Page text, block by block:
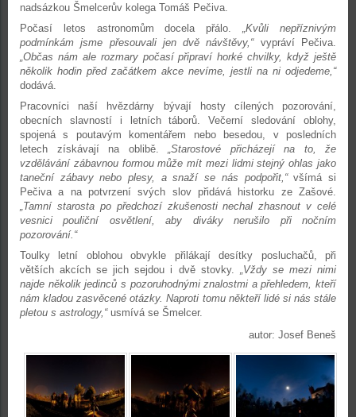
nadsázkou Šmelcerův kolega Tomáš Pečiva.
Počasí letos astronomům docela přálo. „Kvůli nepříznivým
podmínkám jsme přesouvali jen dvě návštěvy,“vypráví Pečiva.
„Občas nám ale rozmary počasí připraví horké chvilky, když ještě
několik hodin před začátkem akce nevíme, jestli na ni odjedeme,“
dodává.
Pracovníci naší hvězdárny bývají hosty cílených pozorování,
obecních slavností i letních táborů. Večerní sledování oblohy,
spojená s poutavým komentářem nebo besedou, v posledních
letech získávají na oblibě. „Starostové přicházejí na to, že
vzdělávání zábavnou formou může mít mezi lidmi stejný ohlas jako
taneční zábavy nebo plesy, a snaží se nás podpořit,“všímá si
Pečiva a na potvrzení svých slov přidává historku ze Zašové.
„Tamní starosta po předchozí zkušenosti nechal zhasnout v celé
vesnici pouliční osvětlení, aby diváky nerušilo při nočním
pozorování.“
Toulky letní oblohou obvykle přilákají desítky posluchačů, při
větších akcích se jich sejdou i dvě stovky. „Vždy se mezi nimi
najde několik jedinců s pozoruhodnými znalostmi a přehledem, kteří
nám kladou zasvěcené otázky. Naproti tomu někteří lidé si nás stále
pletou s astrology,“usmívá se Šmelcer.
autor: Josef Beneš